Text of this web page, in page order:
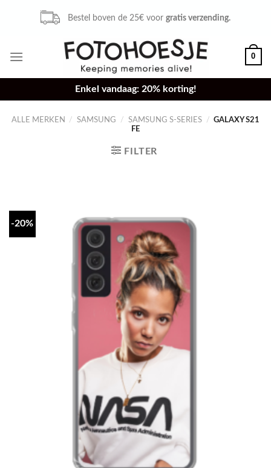
Bestel voor 16u, zelfde dag verzonden.
0
Enkel vandaag: 20% korting!
ALLE MERKEN / SAMSUNG / SAMSUNG S-SERIES / GALAXY S21
FE
FILTER
-20%